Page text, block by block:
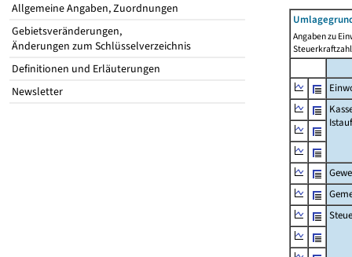
Allgemeine Angaben, Zuordnungen
Gebietsveränderungen,
Änderungen zum Schlüsselverzeichnis
Definitionen und Erläuterungen
Newsletter
Angaben zu